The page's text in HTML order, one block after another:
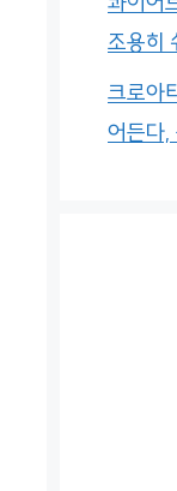
조용히
크로아
어든다,